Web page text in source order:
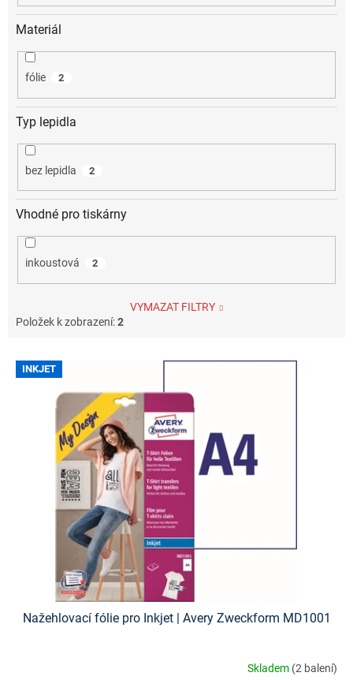
Materiál
fólie 2
Typ lepidla
bez lepidla 2
Vhodné pro tiskárny
inkoustová 2
VYMAZAT FILTRY
Položek k zobrazení:2
V INKJET
Nažehlovací fólie pro Inkjet | Avery Zweckform MD1001
Skladem (2 balení)